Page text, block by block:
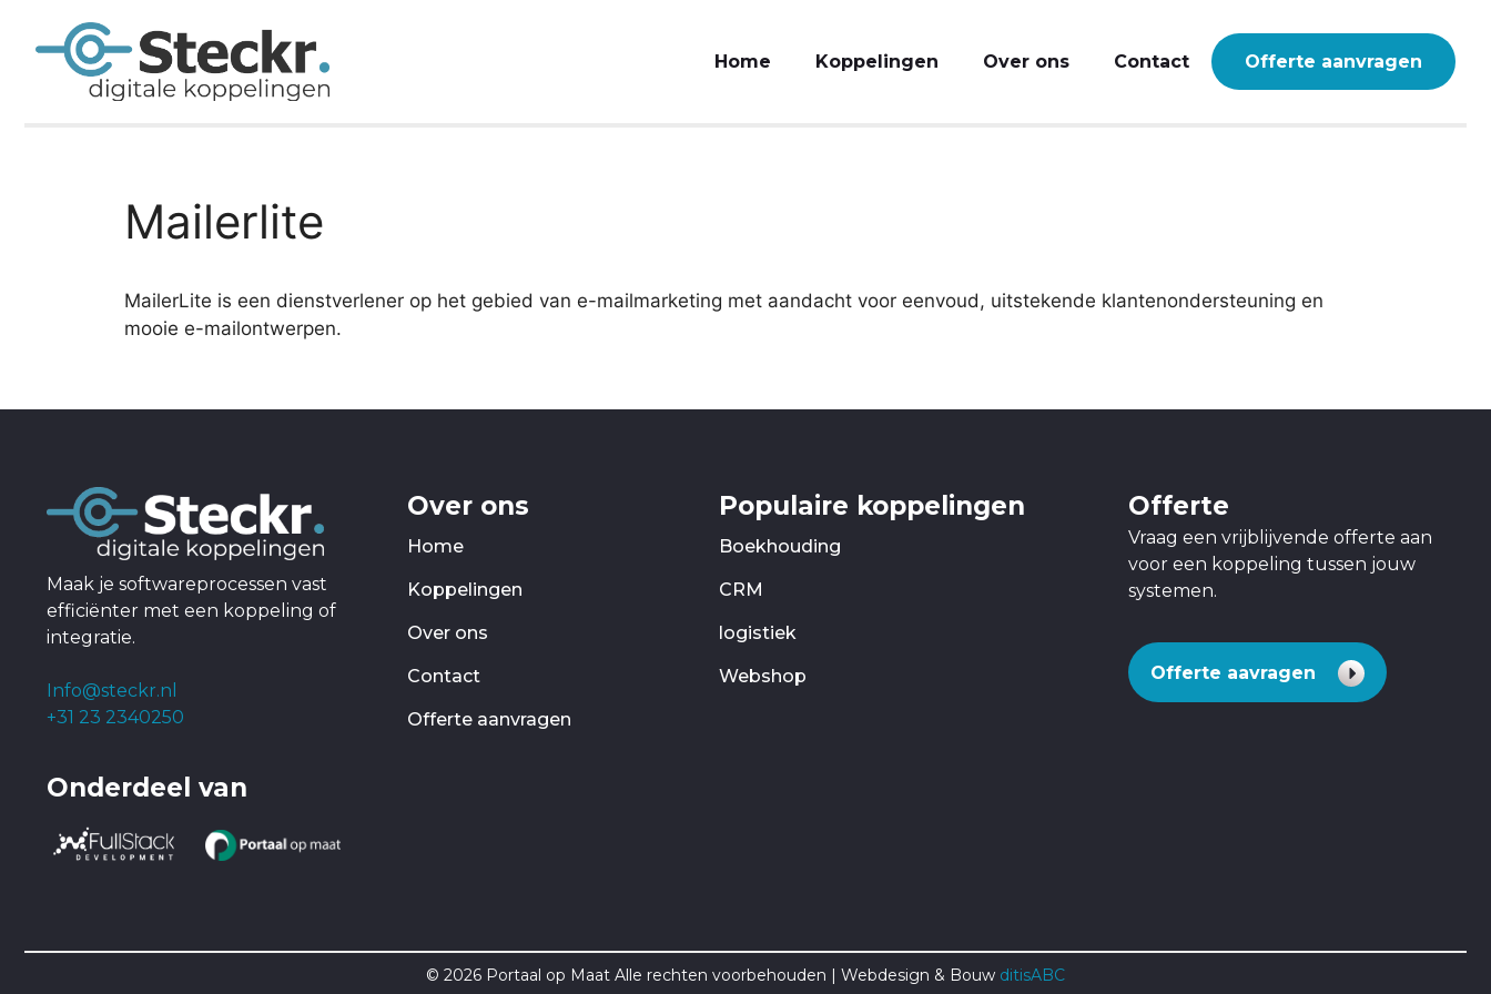
Home Koppelingen Over ons Contact Offerte aanvragen
Mailerlite
MailerLite is een dienstverlener op het gebied van e-mailmarketing met aandacht voor eenvoud, uitstekende klantenondersteuning en
mooie e-mailontwerpen.
Maak je softwareprocessen vast
efficiënter met een koppeling of
integratie.
Info@steckr.nl
+31 23 2340250
Onderdeel van
Over ons
Home
Koppelingen
Over ons
Contact
Offerte aanvragen
Populaire koppelingen
Boekhouding
CRM
logistiek
Webshop
Offerte
Vraag een vrijblijvende offerte aan
voor een koppeling tussen jouw
systemen.
Offerte aavragen
© 2026 Portaal op Maat Alle rechten voorbehouden | Webdesign & Bouw ditisABC